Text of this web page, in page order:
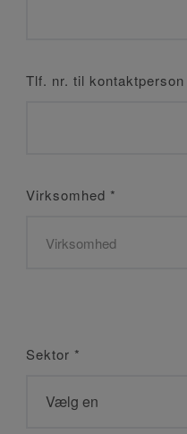
Tlf. nr. til kontaktperson
Virksomhed *
Sektor *